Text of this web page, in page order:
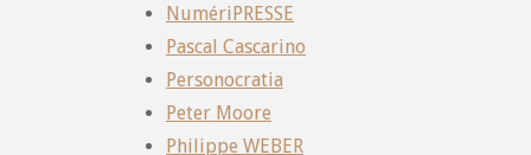
NumériPRESSE
Pascal Cascarino
Personocratia
Peter Moore
Philippe WEBER